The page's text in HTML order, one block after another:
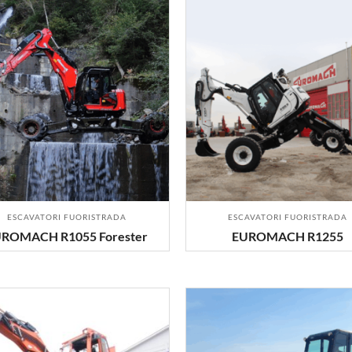
ESCAVATORI FUORISTRADA
R1055 Forester
ESCAVATORI FUORISTRADA
EUROMACH R1255